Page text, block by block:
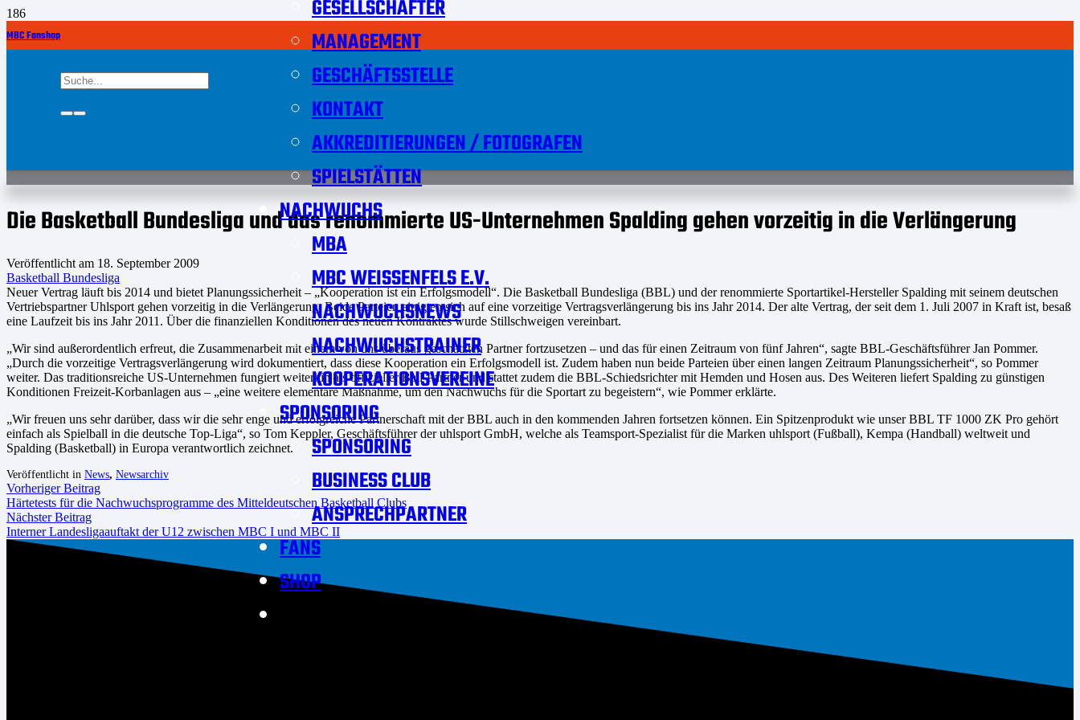
MBC Fanshop
GESELLSCHAFTER
MANAGEMENT
GESCHÄFTSSTELLE
KONTAKT
AKKREDITIERUNGEN / FOTOGRAFEN
SPIELSTÄTTEN
NACHWUCHS
MBA
MBC WEISSENFELS E.V.
NACHWUCHSNEWS
NACHWUCHSTRAINER
KOOPERATIONSVEREINE
SPONSORING
SPONSORING
BUSINESS CLUB
ANSPRECHPARTNER
FANS
SHOP
Die Basketball Bundesliga und das renommierte US-Unternehmen Spalding gehen vorzeitig in die Verlängerung
Veröffentlicht am 18. September 2009
Basketball Bundesliga
Neuer Vertrag läuft bis 2014 und bietet Planungssicherheit – „Kooperation ist ein Erfolgsmodell“. Die Basketball Bundesliga (BBL) und der renommierte Sportartikel-Hersteller Spalding mit seinem deutschen
Vertriebspartner Uhlsport gehen vorzeitig in die Verlängerung. Beide Parteien einigten sich auf eine vorzeitige Vertragsverlängerung bis ins Jahr 2014. Der alte Vertrag, der seit dem 1. Juli 2007 in Kraft ist, besaß
eine Laufzeit bis ins Jahr 2011. Über die finanziellen Konditionen des neuen Kontraktes wurde Stillschweigen vereinbart.
„Wir sind außerordentlich erfreut, die Zusammenarbeit mit einem von uns überaus geschätzten Partner fortzusetzen – und das für einen Zeitraum von fünf Jahren“, sagte BBL-Geschäftsführer Jan Pommer.
„Durch die vorzeitige Vertragsverlängerung wird dokumentiert, dass diese Kooperation ein Erfolgsmodell ist. Zudem haben nun beide Parteien über einen langen Zeitraum Planungssicherheit“, so Pommer
weiter. Das traditionsreiche US-Unternehmen fungiert weiterhin als offizieller Ball-Partner und stattet zudem die BBL-Schiedsrichter mit Hemden und Hosen aus. Des Weiteren liefert Spalding zu günstigen
Konditionen Freizeit-Korbanlagen aus – „eine weitere elementare Maßnahme, um den Nachwuchs für die Sportart zu begeistern“, wie Pommer erklärte.
„Wir freuen uns sehr darüber, dass wir die sehr enge und erfolgreiche Partnerschaft mit der BBL auch in den kommenden Jahren fortsetzen können. Ein Spitzenprodukt wie unser BBL TF 1000 ZK Pro gehört
einfach als Spielball in die deutsche Top-Liga“, so Tom Keppler, Geschäftsführer der uhlsport GmbH, welche als Teamsport-Spezialist für die Marken uhlsport (Fußball), Kempa (Handball) weltweit und
Spalding (Basketball) in Europa verantwortlich zeichnet.
Veröffentlicht in News, Newsarchiv
Vorheriger Beitrag
Härtetests für die Nachwuchsprogramme des Mitteldeutschen Basketball Clubs
Nächster Beitrag
Interner Landesligaauftakt der U12 zwischen MBC I und MBC II